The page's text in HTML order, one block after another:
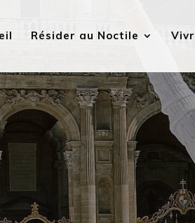
Résider au Noctile